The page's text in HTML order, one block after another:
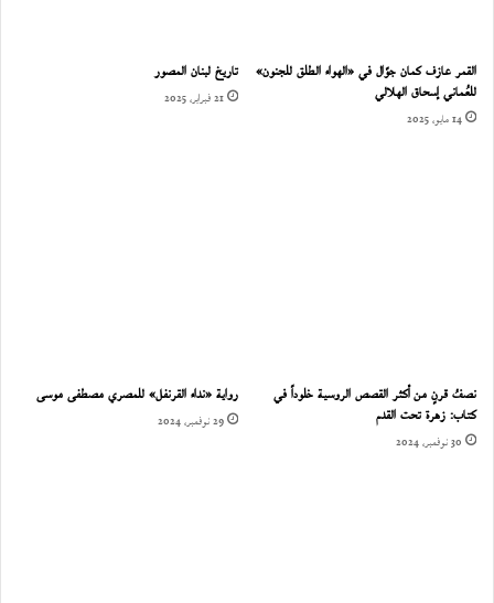
القمر عازف كمان جوّال في «الهواء الطلق للجنون»
للعُماني إسحاق الهلالي
14 مايو، 2025
تاريخ لبنان المصور
21 فبراير، 2025
نصفُ قرنٍ من أكثر القصص الروسية خلوداً في
كتاب: زهرة تحت القدم
30 نوفمبر، 2024
رواية «نداء القرنفل» للمصري مصطفى موسى
29 نوفمبر، 2024